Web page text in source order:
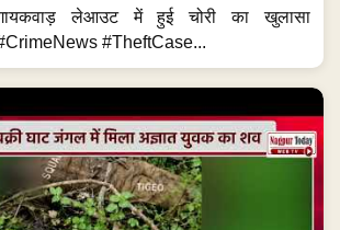
लेआउट में हुई चोरी का खुलासा
#TheftCase...